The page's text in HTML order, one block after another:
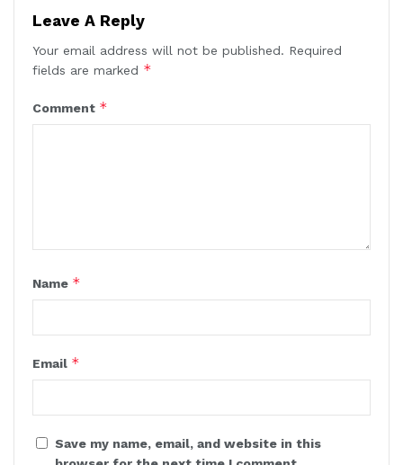
Leave A Reply
Your email address will not be published. Required
fields are marked *
Comment *
Name *
Email *
Save my name, email, and website in this